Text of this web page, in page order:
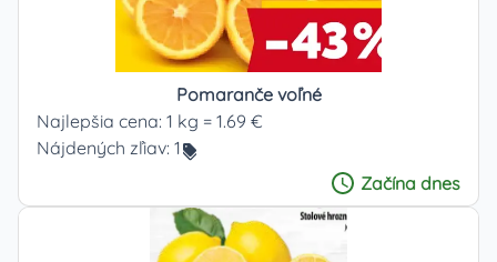
Pomaranče voľné
Najlepšia cena: 1 kg = 1.69 €
Nájdených zľiav: 1
Začína dnes